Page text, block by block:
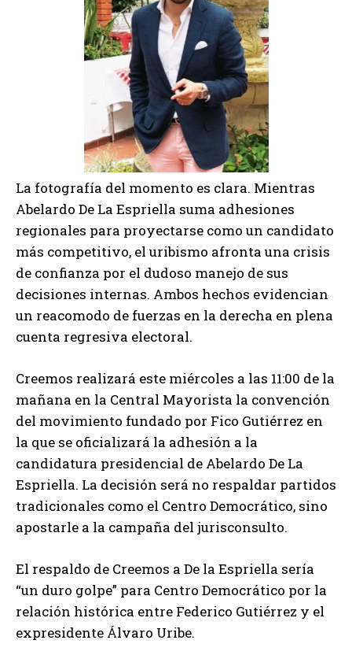
La fotografía del momento es clara. Mientras
Abelardo De La Espriella suma adhesiones
regionales para proyectarse como un candidato
más competitivo, el uribismo afronta una crisis
de confianza por el dudoso manejo de sus
decisiones internas. Ambos hechos evidencian
un reacomodo de fuerzas en la derecha en plena
cuenta regresiva electoral.
Creemos realizará este miércoles a las 11:00 de la
mañana en la Central Mayorista la convención
del movimiento fundado por Fico Gutiérrez en
la que se oficializará la adhesión a la
candidatura presidencial de Abelardo De La
Espriella. La decisión será no respaldar partidos
tradicionales como el Centro Democrático, sino
apostarle a la campaña del jurisconsulto.
El respaldo de Creemos a De la Espriella sería
“un duro golpe” para Centro Democrático por la
relación histórica entre Federico Gutiérrez y el
expresidente Álvaro Uribe.